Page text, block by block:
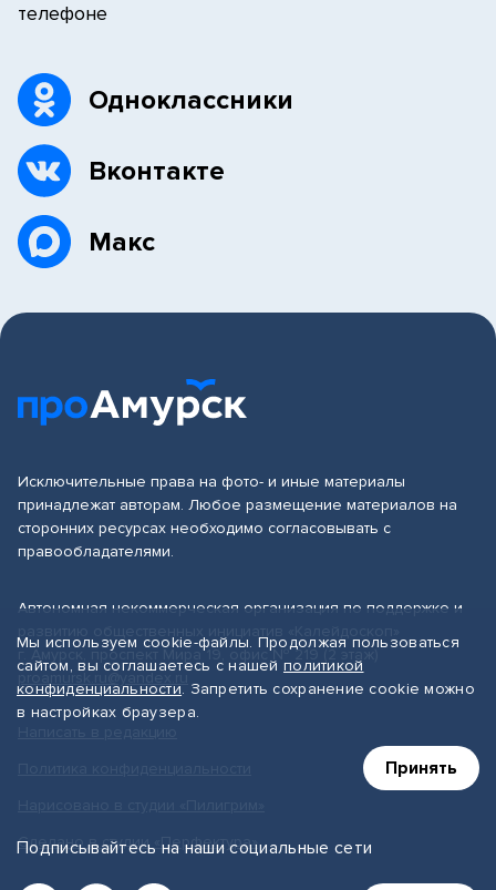
телефоне
Одноклассники
Вконтакте
Макс
Исключительные права на фото- и иные материалы
принадлежат авторам. Любое размещение материалов на
сторонних ресурсах необходимо согласовывать с
правообладателями.
Автономная некоммерческая организация по поддержке и
г. Амурск, проспект Мира 19, офис № 219 (2 этаж)
proamursk.ru@yandex.ru
Сделано в студии «Перфектура»
Мы используем cookie-файлы. Продолжая пользоваться
сайтом, вы соглашаетесь с нашей политикой
конфиденциальности. Запретить сохранение cookie можно
в настройках браузера.
Принять
Подписывайтесь на наши социальные сети